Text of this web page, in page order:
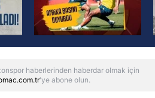
haberlerinden haberdar olmak için
'ye abone olun.